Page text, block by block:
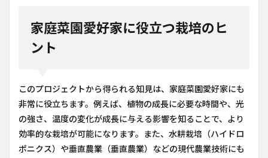
家庭菜園愛好家に役立つ栽培のヒ
ント
このプロジェクトから得られる知見は、家庭菜園愛好家にも
非常に役立ちます。例えば、植物の成長に必要な時間や、光
の強さ、温度の変化が成長に与える影響を知ることで、より
効率的な栽培が可能になります。また、水耕栽培（ハイドロ
ポニクス）や垂直農業（垂直農業）などの現代農業技術にも